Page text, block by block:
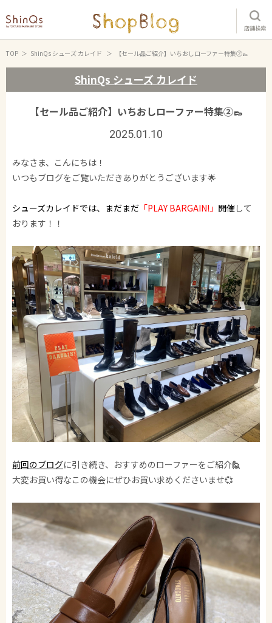
店舗検索
TOP ShinQs シューズ カレイド 【セール品ご紹介】いちおしローファー特集②👞
ShinQs シューズ カレイド
【セール品ご紹介】いちおしローファー特集②👞
2025.01.10
みなさま、こんにちは！
いつもブログをご覧いただきありがとうございます🌟
シューズカレイドでは、まだまだ 「PLAY BARGAIN!」 開催して
おります！！
前回のブログに引き続き、おすすめのローファーをご紹介🙋
大変お買い得なこの機会にぜひお買い求めくださいませ💞